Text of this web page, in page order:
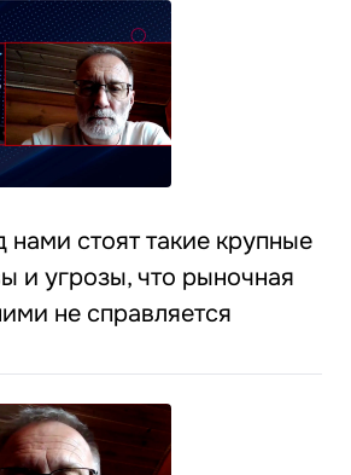
нами стоят такие крупные
и угрозы, что рыночная
не справляется